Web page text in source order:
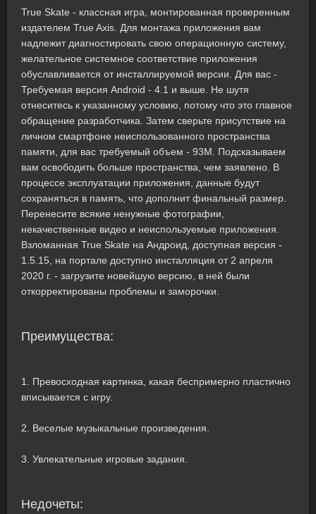
True Skate - классная игра, монтированная проверенным
издателем True Axis. Для монтажа приложения вам
надлежит диагностировать свою операционную систему,
желательное системное соответствие приложения
обуславливается от инсталлируемой версии. Для вас -
Требуемая версия Android - 4.1 и выше. Не шутя
отнеситесь к указанному условию, потому что это главное
обращение разработчика. Затем сверьте присутствие на
личном смартфоне неиспользованного пространства
памяти, для вас требуемый объем - 93M. Подсказываем
вам освободить больше пространства, чем заявлено. В
процессе эксплуатации приложения, данные будут
сохраняться в память, что дополнит финальный размер.
Перенесите всякие ненужные фотографии,
некачественные видео и неиспользуемые приложения.
Взломанная True Skate на Андроид, доступная версия -
1.5.15, на портале доступно инсталляция от 2 апреля
2020 г. - загрузите новейшую версию, в ней были
откорректированы проблемы и заморочки.
Преимущества:
1. Превосходная картинка, какая беспримерно пластично
вписывается с игру.
2. Веселые музыкальные произведения.
3. Увлекательные игровые задания.
Недочеты: